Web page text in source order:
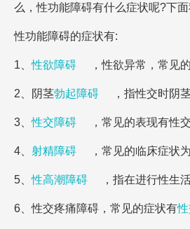
么，性功能障碍有什么症状呢?下
性功能障碍的症状有:
1、性欲障碍 ，性欲异常，常见
2、阴茎勃起障碍 ，指性交时阴
3、性交障碍 ，常见的表现有性
4、 射精障碍 ，常见的临床症状
5、性高潮障碍 ，指在进行性生
6、性交疼痛障碍，常见的症状有